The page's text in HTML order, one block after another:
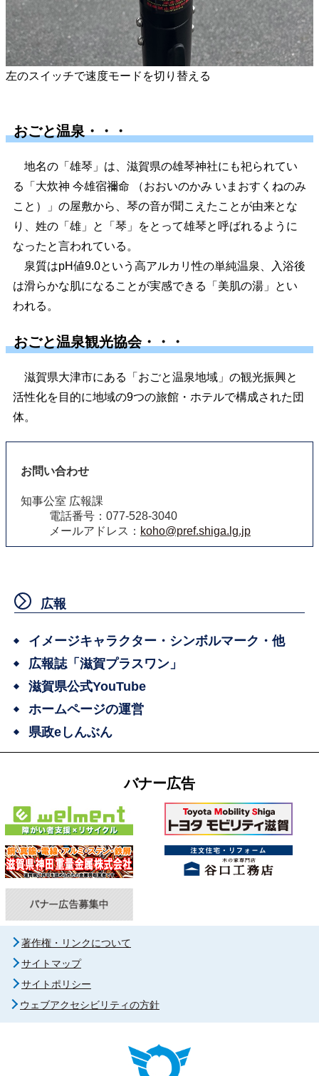
左のスイッチで速度モードを切り替える
おごと温泉・・・
地名の「雄琴」は、滋賀県の雄琴神社にも祀られてい
る「大炊神 今雄宿禰命 （おおいのかみ いまおすくねのみ
こと）」の屋敷から、琴の音が聞こえたことが由来とな
り、姓の「雄」と「琴」をとって雄琴と呼ばれるように
なったと言われている。
泉質はpH値9.0という高アルカリ性の単純温泉、入浴後
は滑らかな肌になることが実感できる「美肌の湯」とい
われる。
おごと温泉観光協会・・・
滋賀県大津市にある「おごと温泉地域」の観光振興と
活性化を目的に地域の9つの旅館・ホテルで構成された団
体。
お問い合わせ
知事公室 広報課
電話番号：077-528-3040
メールアドレス： koho@pref.shiga.lg.jp
広報
イメージキャラクター・シンボルマーク・他
広報誌「滋賀プラスワン」
滋賀県公式YouTube
ホームページの運営
県政eしんぶん
バナー広告
著作権・リンクについて
サイトマップ
サイトポリシー
ウェブアクセシビリティの方針